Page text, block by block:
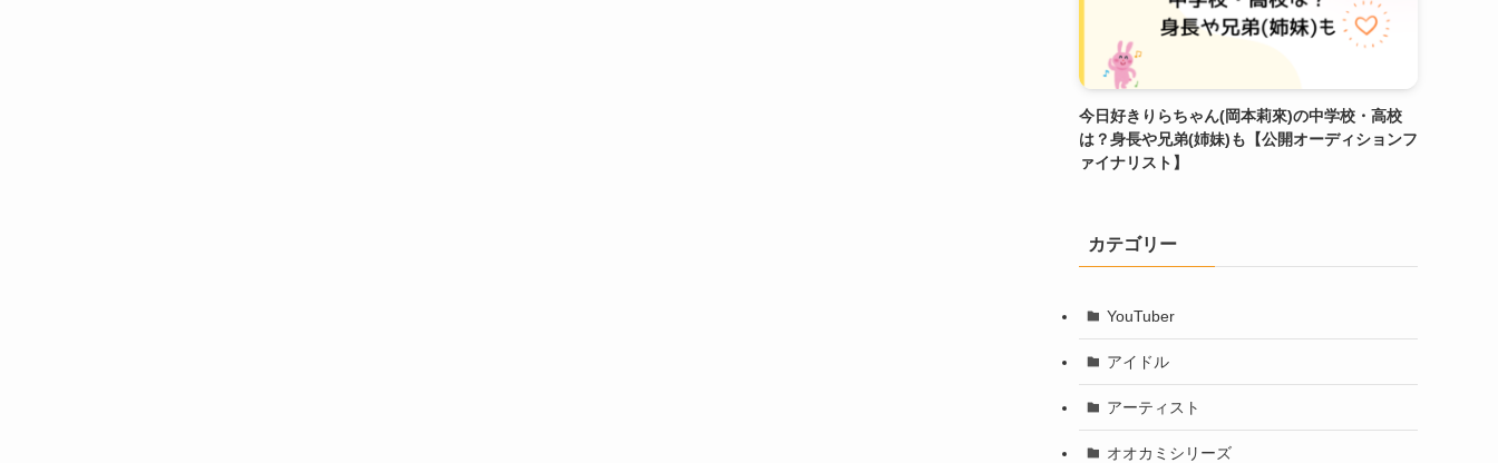
今日好きりらちゃん(岡本莉來)の中学校・高校
は？身長や兄弟(姉妹)も【公開オーディションフ
ァイナリスト】
カテゴリー
YouTuber
アイドル
アーティスト
オオカミシリーズ